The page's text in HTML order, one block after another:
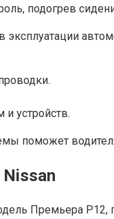
подогрев
и устройств.
поможет
Премьера